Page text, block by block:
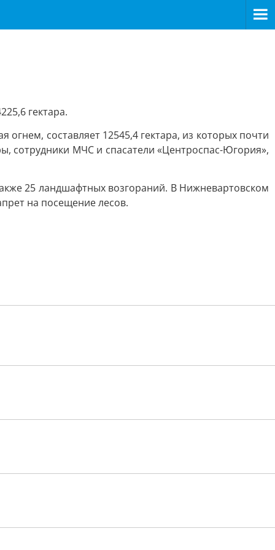
гектара.
составляет 12545,4 гектара, из которых почти
сотрудники МЧС и спасатели «Центроспас-Югория»,
25 ландшафтных возгораний. В Нижневартовском
на посещение лесов.